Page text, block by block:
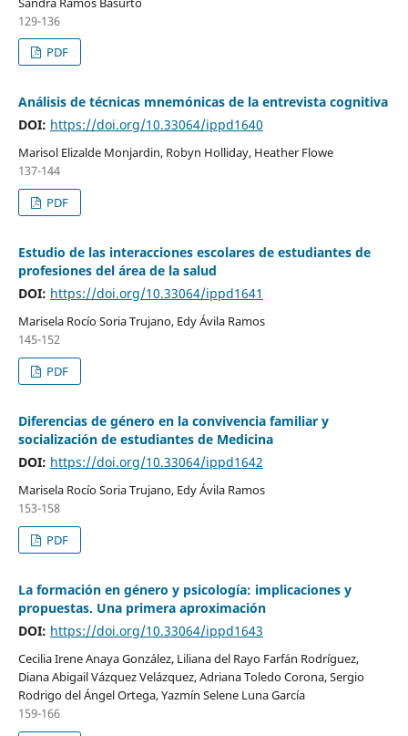
129-136
PDF
Análisis de técnicas mnemónicas de la entrevista cognitiva
DOI: https://doi.org/10.33064/ippd1640
Marisol Elizalde Monjardin, Robyn Holliday, Heather Flowe
137-144
PDF
Estudio de las interacciones escolares de estudiantes de
profesiones del área de la salud
DOI: https://doi.org/10.33064/ippd1641
Marisela Rocío Soria Trujano, Edy Ávila Ramos
145-152
PDF
Diferencias de género en la convivencia familiar y
socialización de estudiantes de Medicina
DOI: https://doi.org/10.33064/ippd1642
Marisela Rocío Soria Trujano, Edy Ávila Ramos
153-158
PDF
La formación en género y psicolog­ía: implicaciones y
propuestas. Una primera aproximación
DOI: https://doi.org/10.33064/ippd1643
Cecilia Irene Anaya González, Liliana del Rayo Farfán Rodríguez,
Diana Abigail Vázquez Velázquez, Adriana Toledo Corona, Sergio
Rodrigo del Ángel Ortega, Yazmín Selene Luna García
159-166